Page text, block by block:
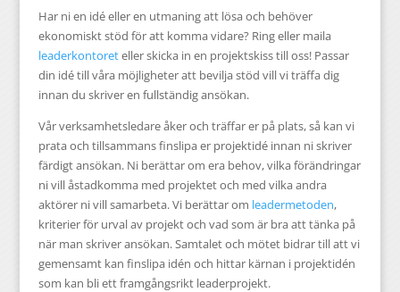
Har ni en idé eller en utmaning att lösa och behöver
ekonomiskt stöd för att komma vidare? Ring eller maila
leaderkontoreteller skicka in en projektskiss till oss! Passar
din idé till våra möjligheter att bevilja stöd vill vi träffa dig
innan du skriver en fullständig ansökan.
Vår verksamhetsledare åker och träffar er på plats, så kan vi
prata och tillsammans finslipa er projektidé innan ni skriver
färdigt ansökan. Ni berättar om era behov, vilka förändringar
ni vill åstadkomma med projektet och med vilka andra
aktörer ni vill samarbeta. Vi berättar om leadermetoden,
kriterier för urval av projekt och vad som är bra att tänka på
när man skriver ansökan. Samtalet och mötet bidrar till att vi
gemensamt kan finslipa idén och hittar kärnan i projektidén
som kan bli ett framgångsrikt leaderprojekt.